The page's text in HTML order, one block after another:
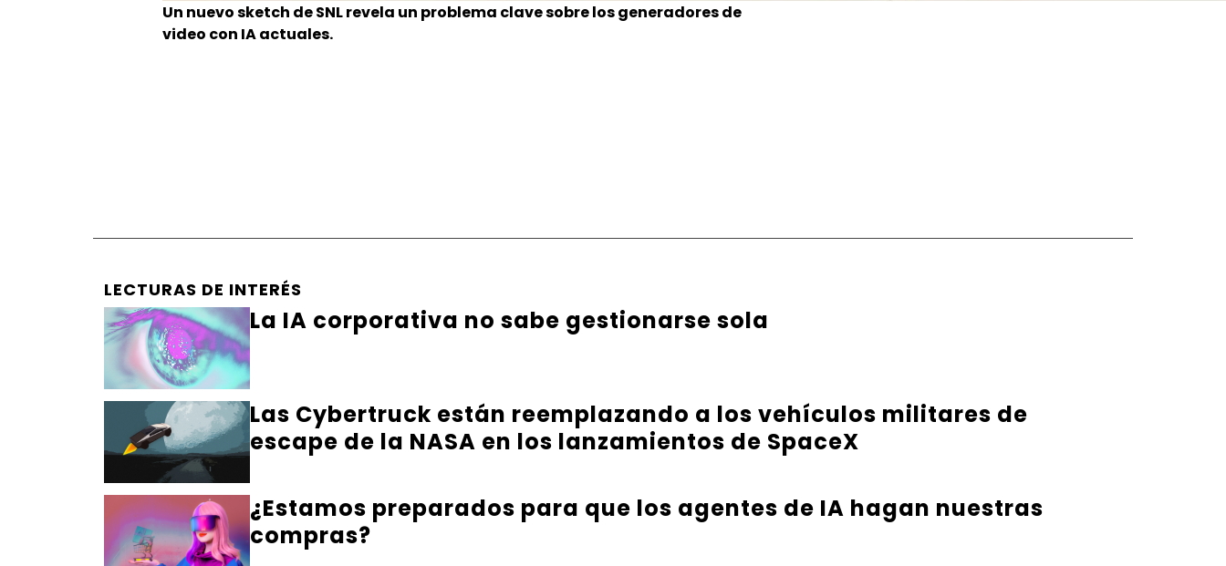
Un nuevo sketch de SNL revela un problema clave sobre los generadores de
video con IA actuales.
LECTURAS DE INTERÉS
La IA corporativa no sabe gestionarse sola
Las Cybertruck están reemplazando a los vehículos militares de
escape de la NASA en los lanzamientos de SpaceX
¿Estamos preparados para que los agentes de IA hagan nuestras
compras?